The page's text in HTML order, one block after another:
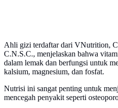
Ahli gizi terdaftar dari VNutrition,
C.N.S.C., menjelaskan bahwa
dalam lemak dan berfungsi untuk
kalsium, magnesium, dan fosfat.
Nutrisi ini sangat penting untuk
mencegah penyakit seperti